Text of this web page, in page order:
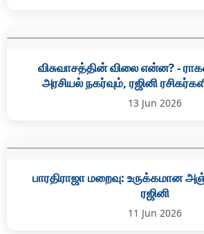
விசுவாசத்தின் விலை என்ன? -
அரசியல் நகர்வும், ரஜினி
13 Jun 2026
பாரதிராஜா மறைவு: உருக்கமான
ரஜினி
11 Jun 2026